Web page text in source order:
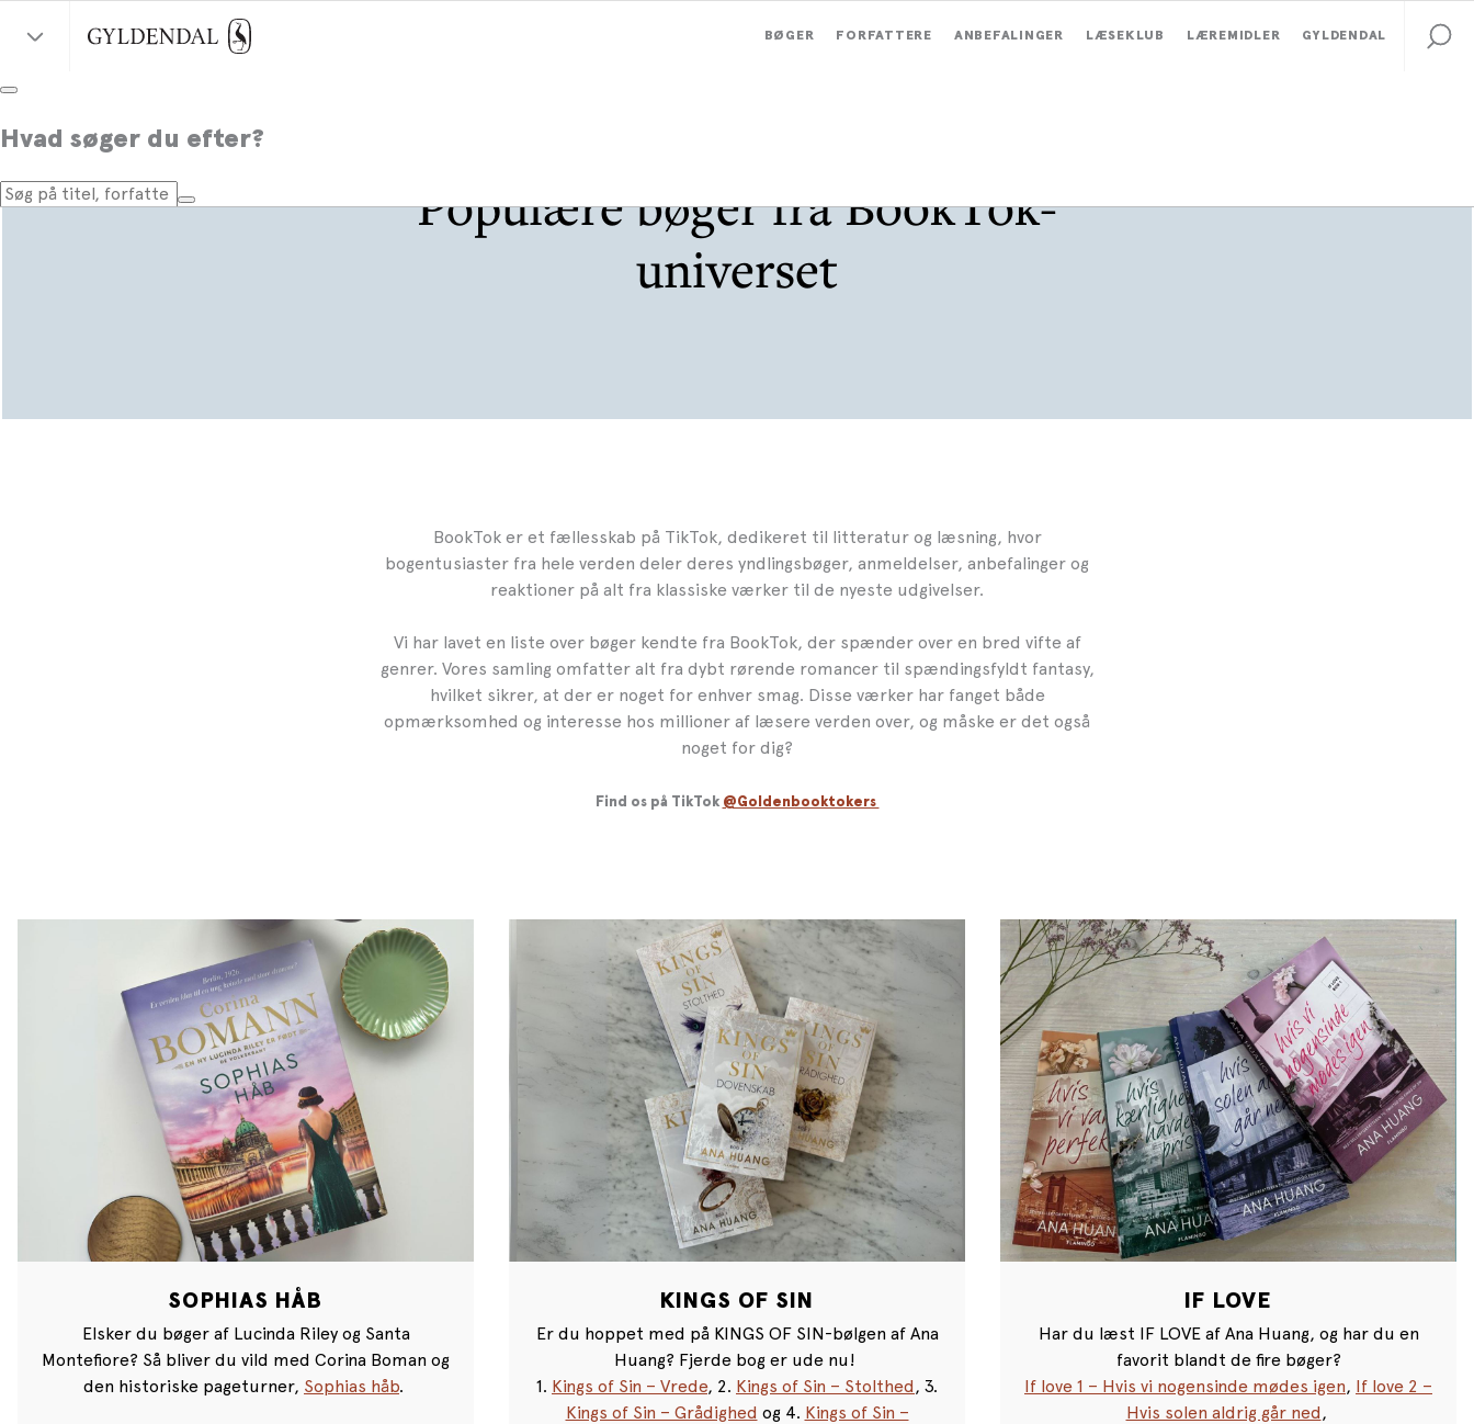
BØGER FORFATTERE ANBEFALINGER LÆSEKLUB LÆREMIDLER GYLDENDAL
Hvad søger du efter?
Populære bøger fra BookTok-
universet
BookTok er et fællesskab på TikTok, dedikeret til litteratur og læsning, hvor
bogentusiaster fra hele verden deler deres yndlingsbøger, anmeldelser, anbefalinger og
reaktioner på alt fra klassiske værker til de nyeste udgivelser.
Vi har lavet en liste over bøger kendte fra BookTok, der spænder over en bred vifte af
genrer. Vores samling omfatter alt fra dybt rørende romancer til spændingsfyldt fantasy,
hvilket sikrer, at der er noget for enhver smag. Disse værker har fanget både
opmærksomhed og interesse hos millioner af læsere verden over, og måske er det også
noget for dig?
Find os på TikTok @Goldenbooktokers
SOPHIAS HÅB
Elsker du bøger af Lucinda Riley og Santa
Montefiore? Så bliver du vild med Corina Boman og
den historiske pageturner, Sophias håb.
KINGS OF SIN
Er du hoppet med på KINGS OF SIN-bølgen af Ana
Huang? Fjerde bog er ude nu!
1. Kings of Sin – Vrede, 2. Kings of Sin – Stolthed, 3.
Kings of Sin – Grådighed og 4. Kings of Sin –
IF LOVE
Har du læst IF LOVE af Ana Huang, og har du en
favorit blandt de fire bøger?
If love 1 – Hvis vi nogensinde mødes igen, If love 2 –
Hvis solen aldrig går ned,